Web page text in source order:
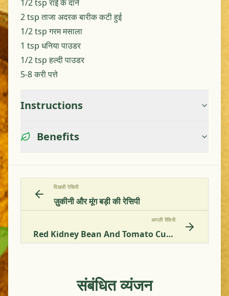
1/2 tsp राई के दाने
2 tsp ताजा अदरक बारीक कटी हुई
1/2 tsp गरम मसाला
1 tsp धनिया पाउडर
1/2 tsp हल्दी पाउडर
5-8 करी पत्ते
Instructions
Benefits
पिछली रेसिपी
ज़ुकीनी और मूंग बड़ी की रेसिपी
अगली रेसिपी
Red Kidney Bean And Tomato Curry
संबंधित व्यंजन